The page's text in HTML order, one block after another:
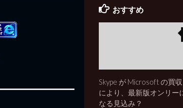
おすすめ
Skype が Microsoft の買収
により、最新版オンリー
なる見込み？